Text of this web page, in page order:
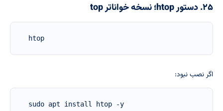
۲۵. دستور htop؛ نسخه خواناتر top
htop
اگر نصب نبود:
sudo apt install htop -y